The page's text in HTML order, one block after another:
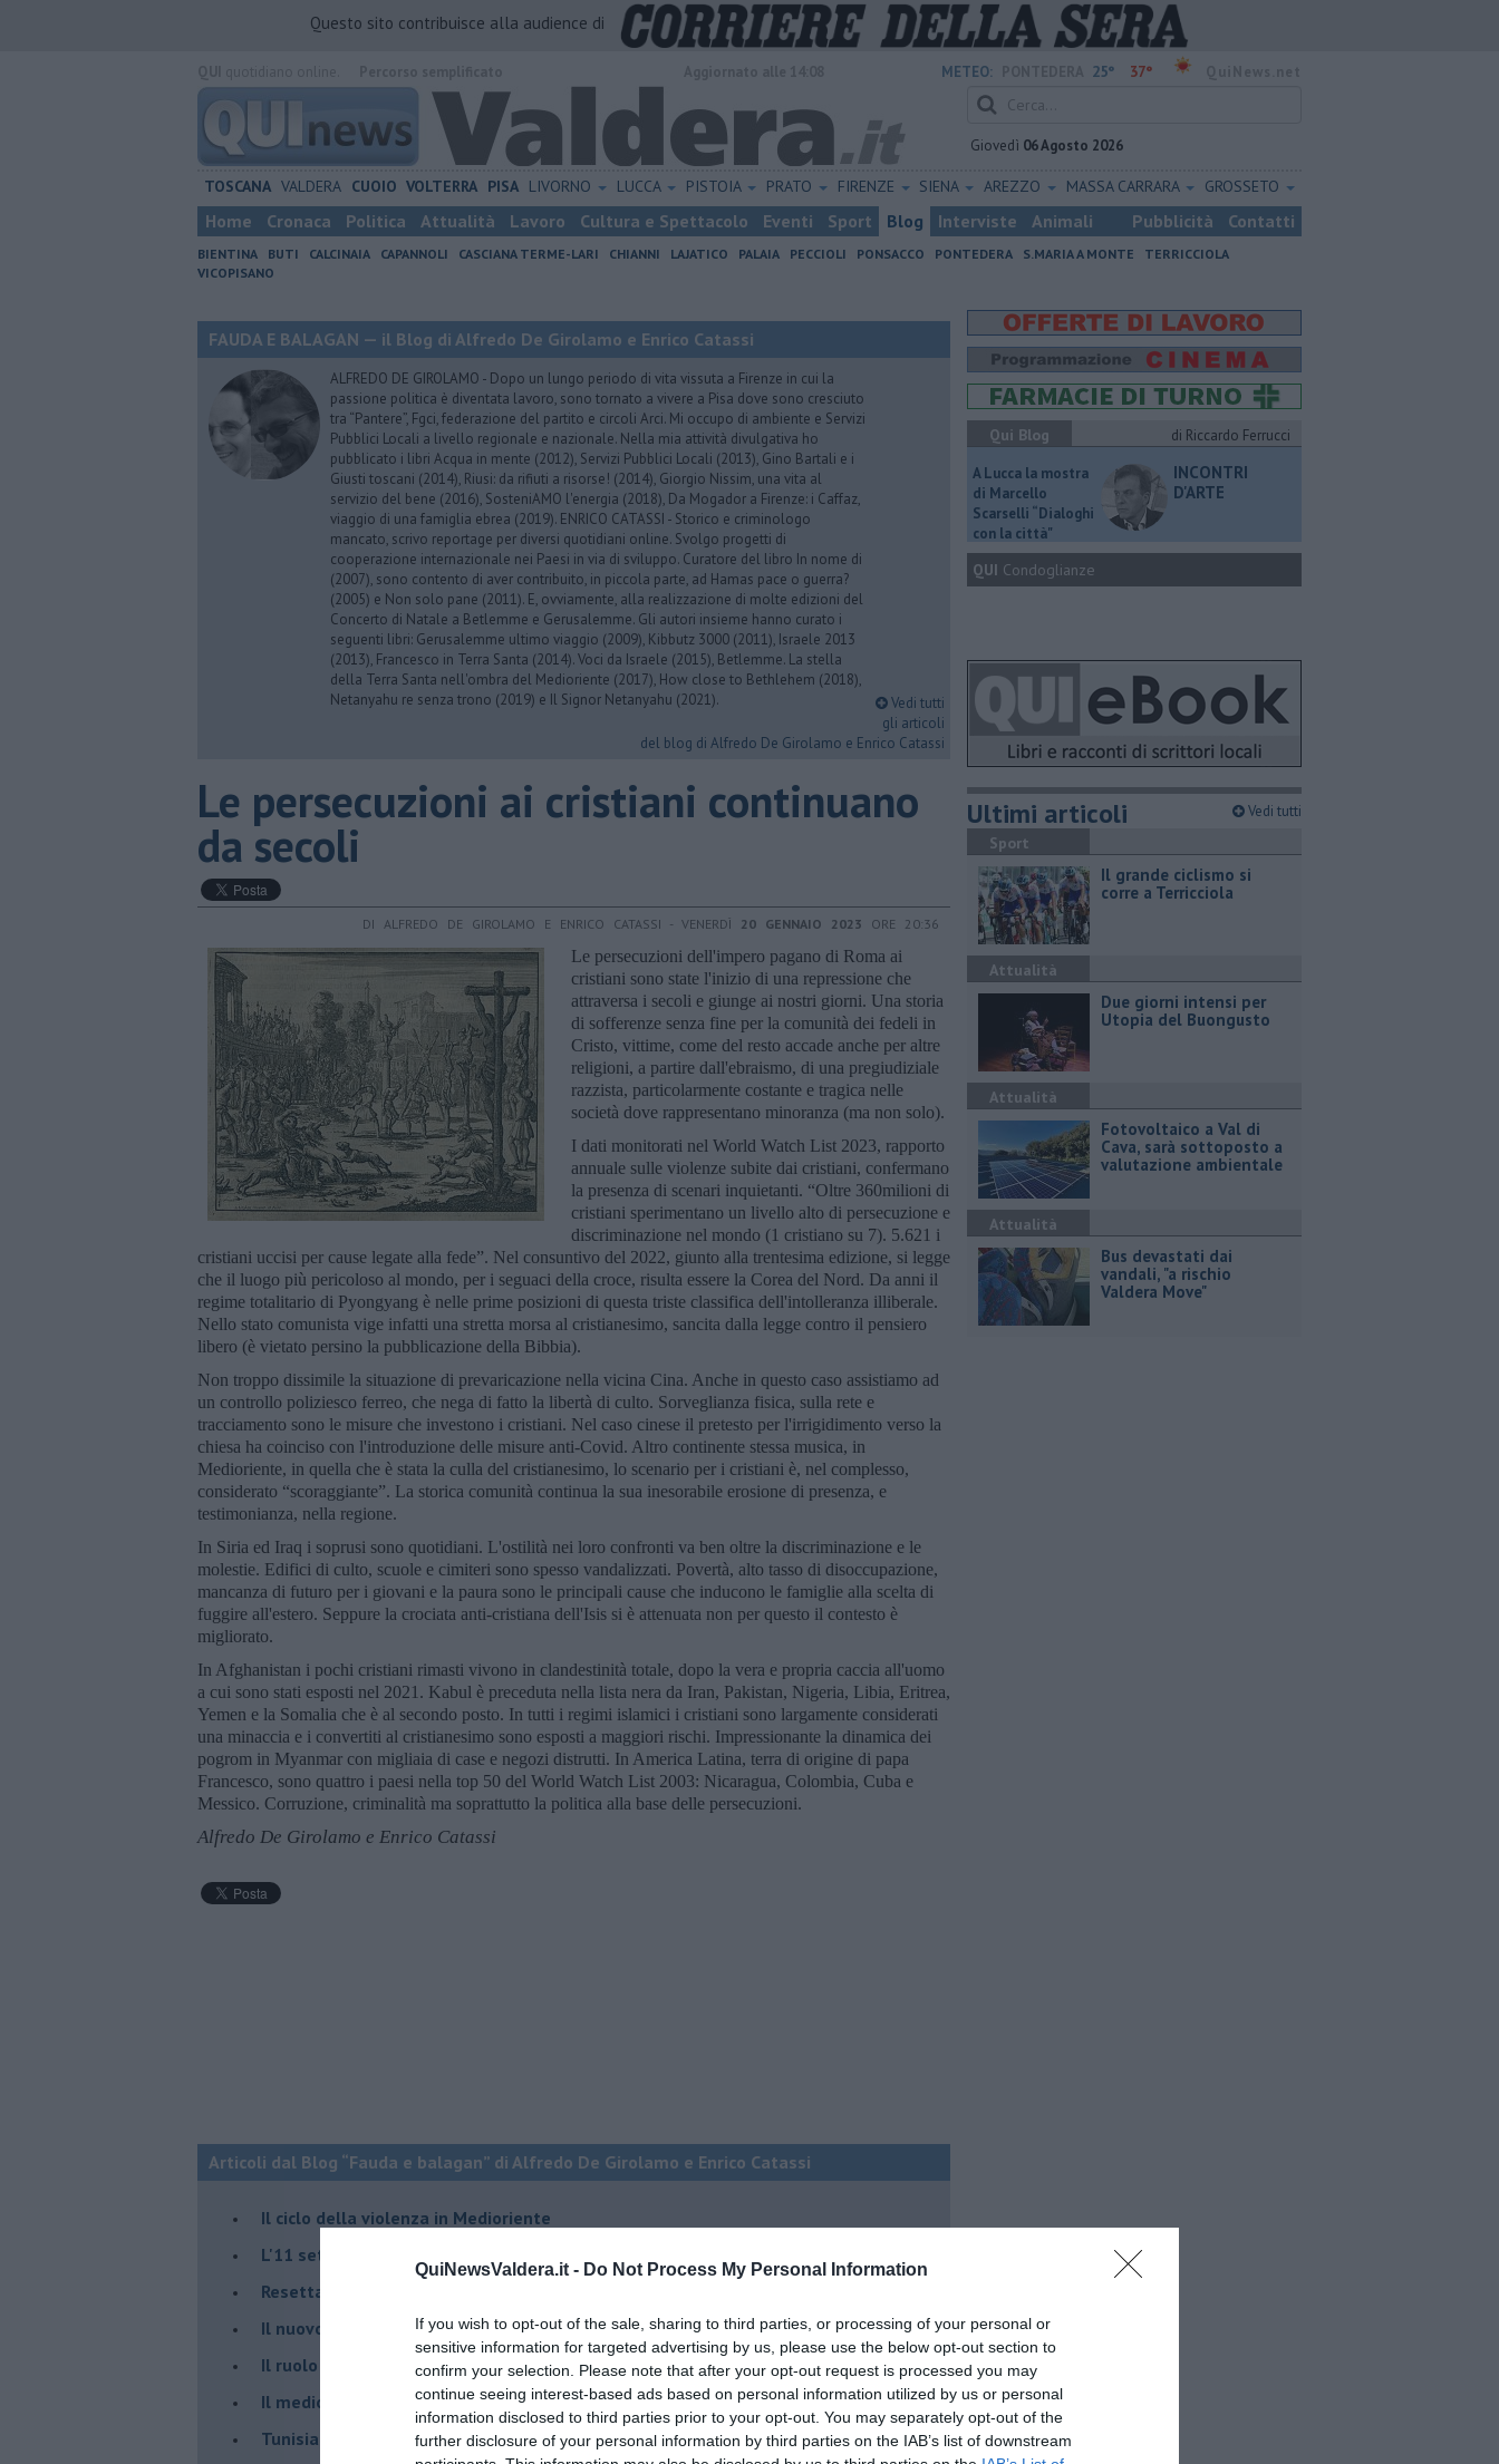
QuiNewsValdera.it - Do Not Process My Personal Information
If you wish to opt-out of the sale, sharing to third parties, or processing of your personal or
sensitive information for targeted advertising by us, please use the below opt-out section to
confirm your selection. Please note that after your opt-out request is processed you may
continue seeing interest-based ads based on personal information utilized by us or personal
information disclosed to third parties prior to your opt-out. You may separately opt-out of the
further disclosure of your personal information by third parties on the IAB’s list of downstream
Questo sito contribuisce alla audience di
METEO: 25° 37°
Giovedì 06 Agosto 2026
TOSCANA VALDERA CUOIO VOLTERRA PISA LIVORNO LUCCA PISTOIA PRATO FIRENZE SIENA AREZZO MASSA CARRARA GROSSETO
Home Cronaca Politica Attualità Lavoro Cultura e Spettacolo Eventi Sport Blog Interviste Animali Pubblicità Contatti
BIENTINA BUTI CALCINAIA CAPANNOLI CASCIANA TERME-LARI CHIANNI LAJATICO PALAIA PECCIOLI PONSACCO PONTEDERA S.MARIA A MONTE
TERRICCIOLA
VICOPISANO
FAUDA E BALAGAN — il Blog di Alfredo De Girolamo e Enrico Catassi
ALFREDO DE GIROLAMO - Dopo un lungo periodo di vita vissuta a Firenze in cui la
passione politica è diventata lavoro, sono tornato a vivere a Pisa dove sono cresciuto
tra “Pantere”, Fgci, federazione del partito e circoli Arci. Mi occupo di ambiente e Servizi
Pubblici Locali a livello regionale e nazionale. Nella mia attività divulgativa ho
pubblicato i libri Acqua in mente (2012), Servizi Pubblici Locali (2013), Gino Bartali e i
Giusti toscani (2014), Riusi: da rifiuti a risorse! (2014), Giorgio Nissim, una vita al
servizio del bene (2016), SosteniAMO l'energia (2018), Da Mogador a Firenze: i Caffaz,
viaggio di una famiglia ebrea (2019). ENRICO CATASSI - Storico e criminologo
mancato, scrivo reportage per diversi quotidiani online. Svolgo progetti di
cooperazione internazionale nei Paesi in via di sviluppo. Curatore del libro In nome di
(2007), sono contento di aver contribuito, in piccola parte, ad Hamas pace o guerra?
(2005) e Non solo pane (2011). E, ovviamente, alla realizzazione di molte edizioni del
Concerto di Natale a Betlemme e Gerusalemme. Gli autori insieme hanno curato i
seguenti libri: Gerusalemme ultimo viaggio (2009), Kibbutz 3000 (2011), Israele 2013
(2013), Francesco in Terra Santa (2014). Voci da Israele (2015), Betlemme. La stella
della Terra Santa nell'ombra del Medioriente (2017), How close to Bethlehem (2018),
Netanyahu re senza trono (2019) e Il Signor Netanyahu (2021).
Vedi tutti
gli articoli
del blog di Alfredo De Girolamo e Enrico Catassi
Le persecuzioni ai cristiani continuano
da secoli
DI ALFREDO DE GIROLAMO E ENRICO CATASSI - VENERDÌ 20 GENNAIO 2023 ORE 20:36
Le persecuzioni dell'impero pagano di Roma ai
cristiani sono state l'inizio di una repressione che
attraversa i secoli e giunge ai nostri giorni. Una storia
di sofferenze senza fine per la comunità dei fedeli in
Cristo, vittime, come del resto accade anche per altre
religioni, a partire dall'ebraismo, di una pregiudiziale
razzista, particolarmente costante e tragica nelle
società dove rappresentano minoranza (ma non solo).
I dati monitorati nel World Watch List 2023, rapporto
annuale sulle violenze subite dai cristiani, confermano
la presenza di scenari inquietanti. “Oltre 360milioni di
cristiani sperimentano un livello alto di persecuzione e
discriminazione nel mondo (1 cristiano su 7). 5.621 i
cristiani uccisi per cause legate alla fede”. Nel consuntivo del 2022, giunto alla trentesima edizione, si legge
che il luogo più pericoloso al mondo, per i seguaci della croce, risulta essere la Corea del Nord. Da anni il
regime totalitario di Pyongyang è nelle prime posizioni di questa triste classifica dell'intolleranza illiberale.
Nello stato comunista vige infatti una stretta morsa al cristianesimo, sancita dalla legge contro il pensiero
libero (è vietato persino la pubblicazione della Bibbia).
Non troppo dissimile la situazione di prevaricazione nella vicina Cina. Anche in questo caso assistiamo ad
un controllo poliziesco ferreo, che nega di fatto la libertà di culto. Sorveglianza fisica, sulla rete e
tracciamento sono le misure che investono i cristiani. Nel caso cinese il pretesto per l'irrigidimento verso la
chiesa ha coinciso con l'introduzione delle misure anti-Covid. Altro continente stessa musica, in
Medioriente, in quella che è stata la culla del cristianesimo, lo scenario per i cristiani è, nel complesso,
considerato “scoraggiante”. La storica comunità continua la sua inesorabile erosione di presenza, e
testimonianza, nella regione.
In Siria ed Iraq i soprusi sono quotidiani. L'ostilità nei loro confronti va ben oltre la discriminazione e le
molestie. Edifici di culto, scuole e cimiteri sono spesso vandalizzati. Povertà, alto tasso di disoccupazione,
mancanza di futuro per i giovani e la paura sono le principali cause che inducono le famiglie alla scelta di
fuggire all'estero. Seppure la crociata anti-cristiana dell'Isis si è attenuata non per questo il contesto è
migliorato.
In Afghanistan i pochi cristiani rimasti vivono in clandestinità totale, dopo la vera e propria caccia all'uomo
a cui sono stati esposti nel 2021. Kabul è preceduta nella lista nera da Iran, Pakistan, Nigeria, Libia, Eritrea,
Yemen e la Somalia che è al secondo posto. In tutti i regimi islamici i cristiani sono largamente considerati
una minaccia e i convertiti al cristianesimo sono esposti a maggiori rischi. Impressionante la dinamica dei
pogrom in Myanmar con migliaia di case e negozi distrutti. In America Latina, terra di origine di papa
Francesco, sono quattro i paesi nella top 50 del World Watch List 2003: Nicaragua, Colombia, Cuba e
Messico. Corruzione, criminalità ma soprattutto la politica alla base delle persecuzioni.
Alfredo De Girolamo e Enrico Catassi
Articoli dal Blog “Fauda e balagan” di Alfredo De Girolamo e Enrico Catassi
Il ciclo della violenza in Medioriente
L'11 settembre di Israele è iniziato il 7 ottobre 2023
Resettare l’era di Netanyahu
​Il nuovo corso dell’era di Erdogan
Il ruolo delle diplomazie nei conflitti
Il medioriente di Silvio
Tunisia rischiosa e strategica per l'Italia
Qui Blog
di Riccardo Ferrucci
A Lucca la mostra
di Marcello
Scarselli “Dialoghi
con la città"
INCONTRI
D'ARTE
QUI Condoglianze
Ultimi articoli Vedi tutti
Sport
Il grande ciclismo si
corre a Terricciola
Attualità
Due giorni intensi per
Utopia del Buongusto
Attualità
Fotovoltaico a Val di
Cava, sarà sottoposto a
valutazione ambientale
Attualità
Bus devastati dai
vandali, "a rischio
Valdera Move"